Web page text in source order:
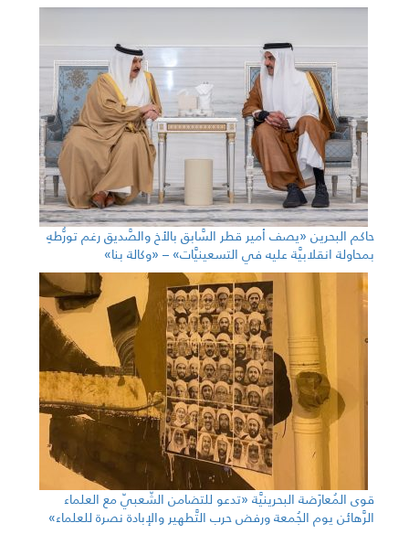
حاكم البحرين «يصف أمير قطر السَّابق بالأخ والصَّديق رغم تورُّطهِ
بمحاولة انقلابيَّة عليه في التسعينيَّات» – «وكالة بنا»
قوى المُعارَضة البحرينيَّة «تدعو للتضامن الشّعبيّ مع العلماء
الرَّهائن يوم الجُمعة ورفض حرب التَّطهير والإبادة نصرة للعلماء»